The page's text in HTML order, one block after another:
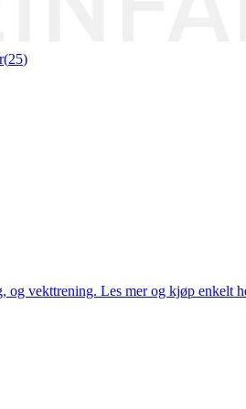
(25)
vekttrening. Les mer og kjøp enkelt